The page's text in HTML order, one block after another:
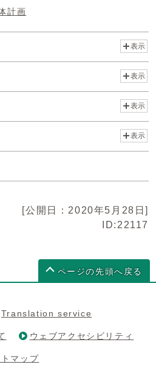
計画
表示
表示
表示
表示
[公開日：2020年5月28日]
ID:22117
ページの先頭へ戻る
Translation service
ウェブアクセシビリティ
マップ